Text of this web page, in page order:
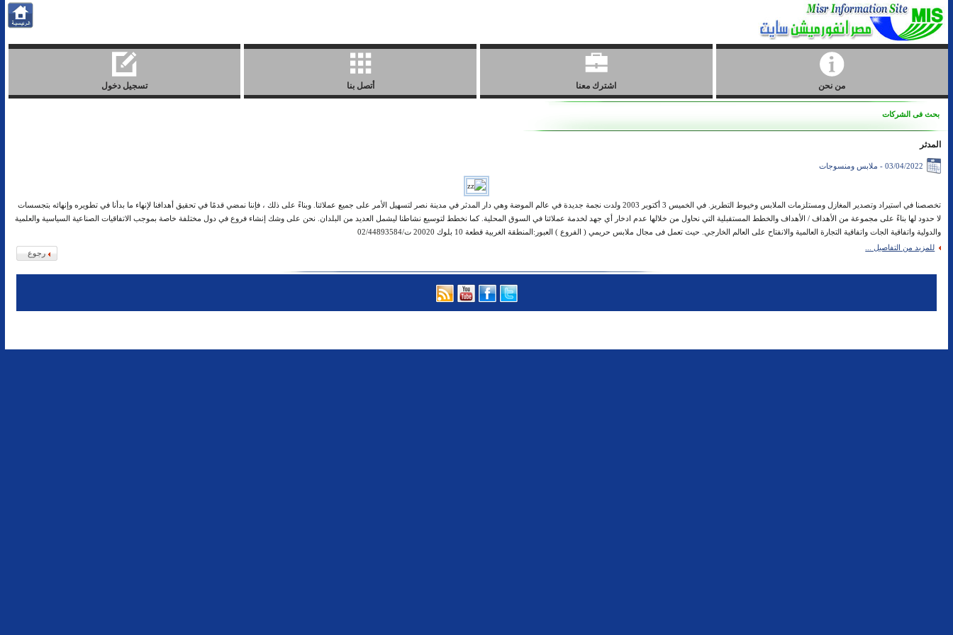
من نحن اشترك معنا أتصل بنا تسجيل دخول
بحث فى الشركات
المدثر
03/04/2022 - ملابس ومنسوجات
تخصصنا في استيراد وتصدير المغازل ومستلزمات الملابس وخيوط التطريز. في الخميس 3 أكتوبر 2003 ولدت نجمة جديدة في عالم الموضة وهي دار المدثر في مدينة نصر لتسهيل الأمر على جميع عملائنا. وبناءً على ذلك ، فإننا نمضي قدمًا في تحقيق أهدافنا لإنهاء ما بدأنا في تطويره وإنهائه بتجسسات
لا حدود لها بناءً على مجموعة من الأهداف / الأهداف والخطط المستقبلية التي نحاول من خلالها عدم ادخار أي جهد لخدمة عملائنا في السوق المحلية. كما نخطط لتوسيع نشاطنا ليشمل العديد من البلدان. نحن على وشك إنشاء فروع في دول مختلفة خاصة بموجب الاتفاقيات الصناعية السياسية والعلمية
والدولية واتفاقية الجات واتفاقية التجارة العالمية والانفتاح على العالم الخارجي. حيث تعمل فى مجال ملابس حريمي ( الفروع ) العبور:المنطقة الغربية قطعة 10 بلوك 20020 ت/02/44893584
للمزيد من التفاصيل ...
رجوع